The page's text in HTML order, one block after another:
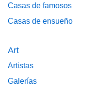
Casas de famosos
Casas de ensueño
Art
Artistas
Galerías